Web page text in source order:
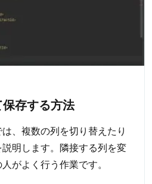
存する方法
、複数の列を切り替えたり
明します。隣接する列を変
がよく行う作業です。